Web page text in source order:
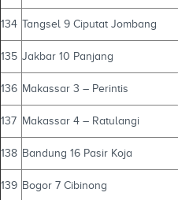
134 Tangsel 9 Ciputat Jombang
135 Jakbar 10 Panjang
136 Makassar 3 – Perintis
137 Makassar 4 – Ratulangi
138 Bandung 16 Pasir Koja
139 Bogor 7 Cibinong